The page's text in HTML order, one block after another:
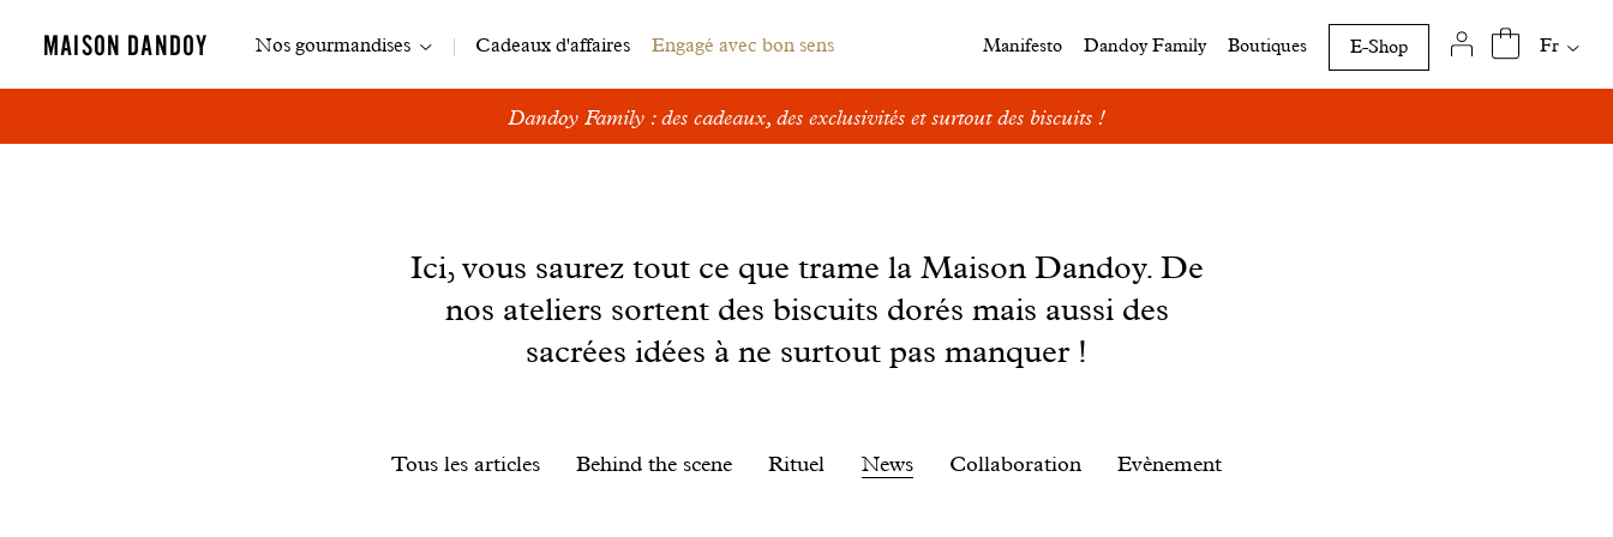
MAISON DANDOY
Navigation
Nos gourmandises Cadeaux d'affaires Engagé avec bon sens Manifesto Dandoy Family Boutiques E-Shop
cette
Fr
Dandoy Family : des cadeaux, des exclusivités et surtout des biscuits !
Ici, vous saurez tout ce que trame la Maison Dandoy. De
nos ateliers sortent des biscuits dorés mais aussi des
sacrées idées à ne surtout pas manquer !
Tous les articles Behind the scene Rituel News Collaboration Evènement